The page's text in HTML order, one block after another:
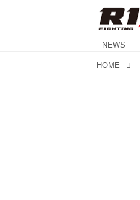
NEWS
HOME